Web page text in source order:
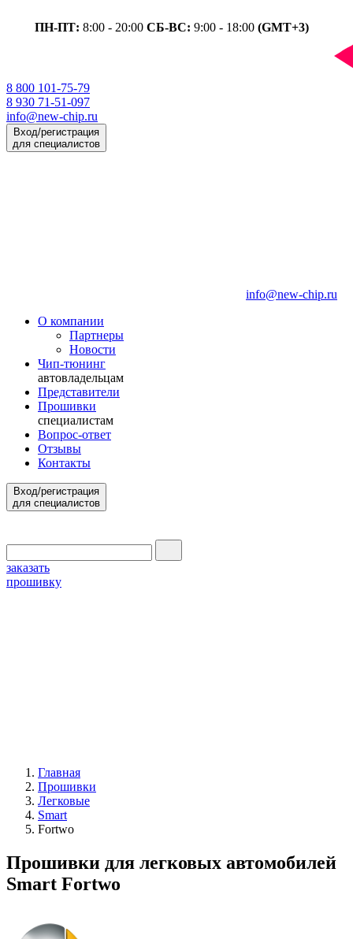
ПН-ПТ: 8:00 - 20:00 СБ-ВС: 9:00 - 18:00 (GMT+3)
8 800 101-75-79
8 930 71-51-097
info@new-chip.ru
Вход/регистрация
для специалистов
info@new-chip.ru
О компании
Партнеры
Новости
Чип-тюнинг
автовладельцам
Представители
Прошивки
специалистам
Вопрос-ответ
Отзывы
Контакты
Вход/регистрация
для специалистов
заказать
прошивку
Главная
Прошивки
Легковые
Smart
Fortwo
Прошивки для легковых автомобилей
Smart Fortwo